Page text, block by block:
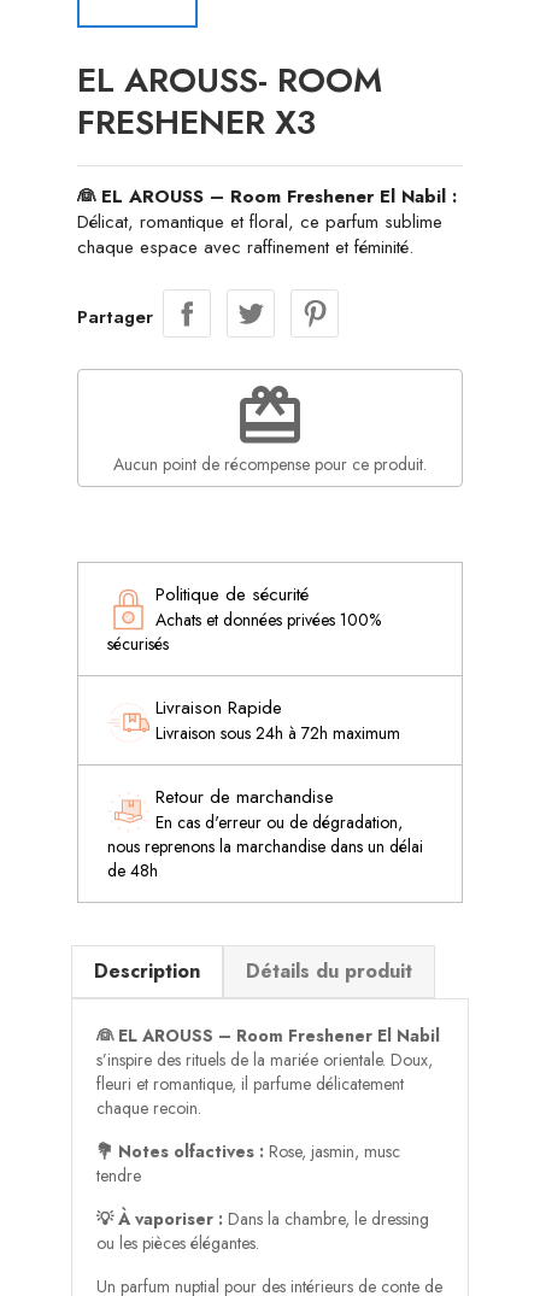
EL AROUSS- ROOM
FRESHENER X3
👰 EL AROUSS – Room Freshener El Nabil :
Délicat, romantique et floral, ce parfum sublime
chaque espace avec raffinement et féminité.
Partager
redeem
Aucun point de récompense pour ce produit.
Politique de sécurité
Achats et données privées 100%
sécurisés
Livraison Rapide
Livraison sous 24h à 72h maximum
Retour de marchandise
En cas d'erreur ou de dégradation,
nous reprenons la marchandise dans un délai
de 48h
Description Détails du produit
👰 EL AROUSS – Room Freshener El Nabil
s’inspire des rituels de la mariée orientale. Doux,
fleuri et romantique, il parfume délicatement
chaque recoin.
💐 Notes olfactives : Rose, jasmin, musc
tendre
💡 À vaporiser : Dans la chambre, le dressing
ou les pièces élégantes.
Un parfum nuptial pour des intérieurs de conte de